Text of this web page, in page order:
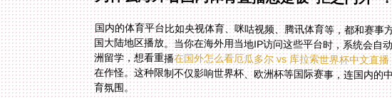
国内的体育平台比如央视体育、咪咕视频、腾讯体育等，都和赛
国大陆地区播放。当你在海外用当地IP访问这些平台时，系统会自
洲留学，想看重播在国外怎么看厄瓜多尔 vs 库拉索世界杯中文直播
育氛围。